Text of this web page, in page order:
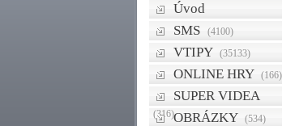
Úvod
SMS
(4100)
VTIPY (35133)
ONLINE HRY (166)
SUPER VIDEA
(316)OBRÁZKY (534)